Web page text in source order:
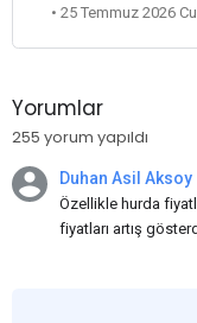
• 25 Temmuz 2026
Yorumlar
255 yorum yapıldı
Duhan Asil Aksoy
Özellikle hurda
fiyatları artış